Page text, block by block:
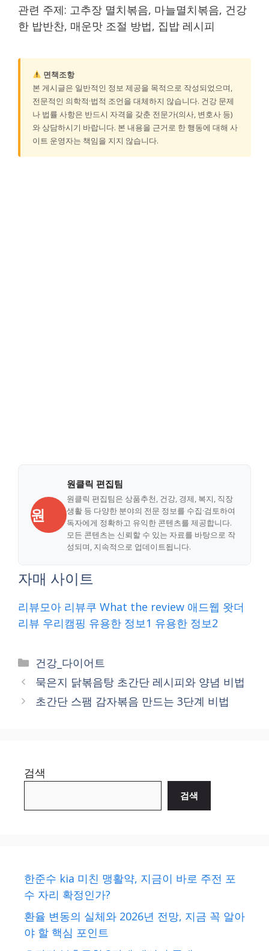
관련 주제: 고추장 멸치볶음, 마늘멸치볶음, 건강
한 밥반찬, 매운맛 조절 방법, 집밥 레시피
면책조항
본 게시글은 일반적인 정보 제공을 목적으로 작성되었으며,
전문적인 의학적·법적 조언을 대체하지 않습니다. 건강 문제
나 법률 사항은 반드시 자격을 갖춘 전문가(의사, 변호사 등)
와 상담하시기 바랍니다. 본 내용을 근거로 한 행동에 대해 사
이트 운영자는 책임을 지지 않습니다.
원
원클릭 편집팀
원클릭 편집팀은 상품추천, 건강, 경제, 복지, 직장
생활 등 다양한 분야의 전문 정보를 수집·검토하여
독자에게 정확하고 유익한 콘텐츠를 제공합니다.
모든 콘텐츠는 신뢰할 수 있는 자료를 바탕으로 작
성되며, 지속적으로 업데이트됩니다.
자매 사이트
리뷰모아 리뷰쿠 What the review 애드웹 왓더
리뷰 우리캠핑 유용한 정보1 유용한 정보2
Categories
건강_다이어트
묵은지 닭볶음탕 초간단 레시피와 양념 비법
초간단 스팸 감자볶음 만드는 3단계 비법
검색
검색
한준수 kia 미친 맹활약, 지금이 바로 주전 포
수 자리 확정인가?
환율 변동의 실체와 2026년 전망, 지금 꼭 알아
야 할 핵심 포인트